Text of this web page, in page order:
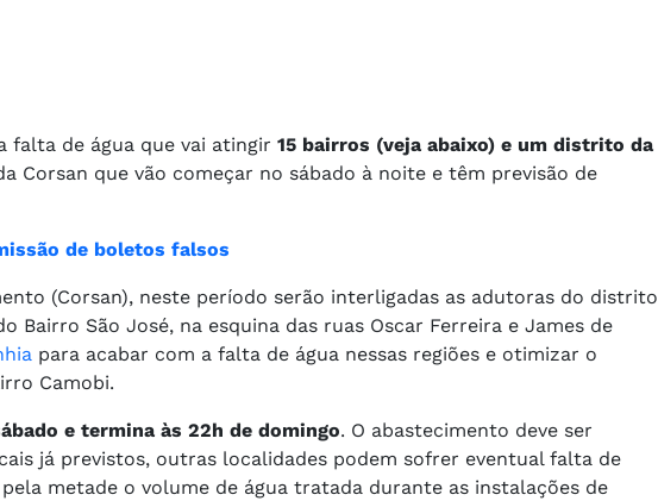
falta de água que vai atingir 15 bairros (veja abaixo) e um distrito da
Corsan que vão começar no sábado à noite e têm previsão de
de boletos falsos
(Corsan), neste período serão interligadas as adutoras do distrito
Bairro São José, na esquina das ruas Oscar Ferreira e James de
para acabar com a falta de água nessas regiões e otimizar o
Camobi.
e termina às 22h de domingo. O abastecimento deve ser
já previstos, outras localidades podem sofrer eventual falta de
metade o volume de água tratada durante as instalações de